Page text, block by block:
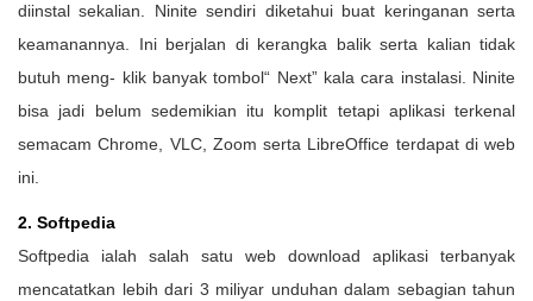
diinstal sekalian. Ninite sendiri diketahui buat keringanan serta
keamanannya. Ini berjalan di kerangka balik serta kalian tidak
butuh meng- klik banyak tombol“ Next” kala cara instalasi. Ninite
bisa jadi belum sedemikian itu komplit tetapi aplikasi terkenal
semacam Chrome, VLC, Zoom serta LibreOffice terdapat di web
ini.
2. Softpedia
Softpedia ialah salah satu web download aplikasi terbanyak
mencatatkan lebih dari 3 miliyar unduhan dalam sebagian tahun